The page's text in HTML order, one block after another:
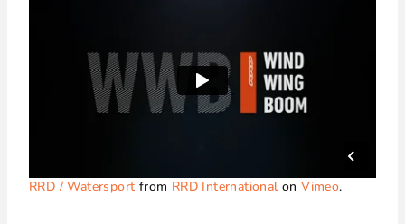
RRD / Watersport from RRD International onVimeo.